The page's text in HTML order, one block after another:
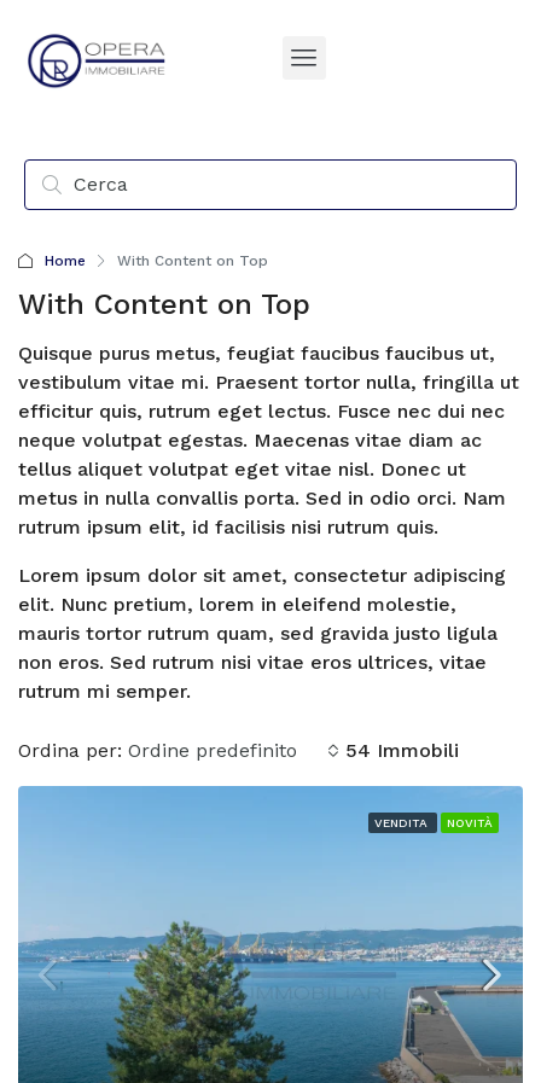
Home With Content on Top
With Content on Top
Quisque purus metus, feugiat faucibus faucibus ut,
vestibulum vitae mi. Praesent tortor nulla, fringilla ut
efficitur quis, rutrum eget lectus. Fusce nec dui nec
neque volutpat egestas. Maecenas vitae diam ac
tellus aliquet volutpat eget vitae nisl. Donec ut
metus in nulla convallis porta. Sed in odio orci. Nam
rutrum ipsum elit, id facilisis nisi rutrum quis.
Lorem ipsum dolor sit amet, consectetur adipiscing
elit. Nunc pretium, lorem in eleifend molestie,
mauris tortor rutrum quam, sed gravida justo ligula
non eros. Sed rutrum nisi vitae eros ultrices, vitae
rutrum mi semper.
54 Immobili
Ordina per: Ordine predefinito
VENDITA NOVITÀ